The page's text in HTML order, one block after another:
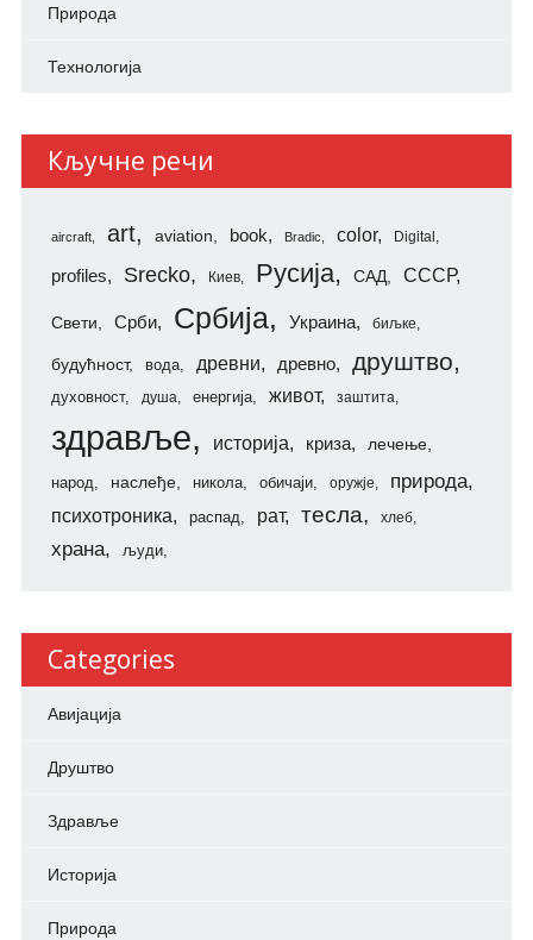
Природа
Технологија
Кључне речи
aircraft art aviation book Bradic color Digital
profiles Srecko Киев Русија САД СССР
Свети Срби Србија Украина биљке
будућност вода древни древно друштво
духовност душа енергија живот заштита
здравље историја криза лечење
народ наслеђе никола обичаји оружје природа
психотроника распад рат тесла хлеб
храна људи
Categories
Авијација
Друштво
Здравље
Историја
Природа